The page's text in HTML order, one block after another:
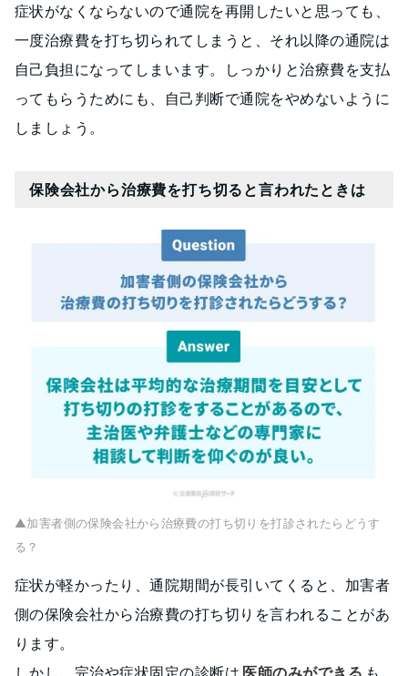
症状がなくならないので通院を再開したいと思っても、
一度治療費を打ち切られてしまうと、それ以降の通院は
自己負担になってしまいます。しっかりと治療費を支払
ってもらうためにも、自己判断で通院をやめないように
しましょう。
保険会社から治療費を打ち切ると言われたときは
▲加害者側の保険会社から治療費の打ち切りを打診されたらどうす
る？
症状が軽かったり、通院期間が長引いてくると、加害者
側の保険会社から治療費の打ち切りを言われることがあ
ります。
しかし、完治や症状固定の診断は 医師のみができる も